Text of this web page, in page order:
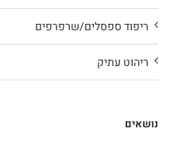
ריפוד ספסלים/שרפרפים
ריהוט עתיק
נושאים